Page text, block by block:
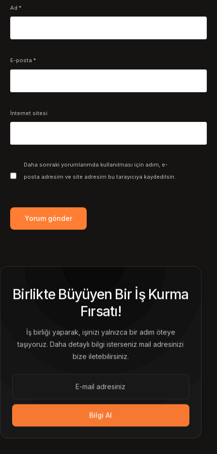
Ad*
E-posta*
İnternet sitesi
Daha sonraki yorumlarımda kullanılması için adım, e-
posta adresim ve site adresim bu tarayıcıya kaydedilsin.
Birlikte Büyüyen Bir İş Kurma
Fırsatı!
İş birliği yaparak, işinizi yalnızca bir adım öteye
taşıyoruz. Daha detaylı bilgi isterseniz mail adresinizi
bize iletebilirsiniz.
Bilgi Al